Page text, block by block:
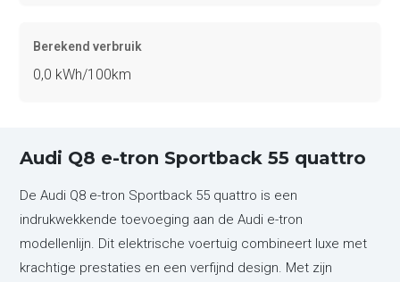
Berekend verbruik
0,0 kWh/100km
Audi Q8 e-tron Sportback 55 quattro
De Audi Q8 e-tron Sportback 55 quattro is een
indrukwekkende toevoeging aan de Audi e-tron
modellenlijn. Dit elektrische voertuig combineert luxe met
krachtige prestaties en een verfijnd design. Met zijn